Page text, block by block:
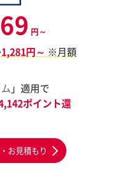
円～
1,281円～ ※月額
」適用で
ポイント還
お見積もり